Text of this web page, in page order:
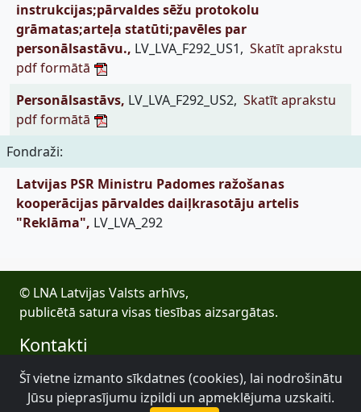
instrukcijas;pārvaldes sēžu protokolu
grāmatas;arteļa statūti;pavēles par
personālsastāvu., LV_LVA_F292_US1, Skatīt aprakstu
pdf formātā
Personālsastāvs, LV_LVA_F292_US2, Skatīt aprakstu
pdf formātā
Fondraži:
Latvijas PSR Ministru Padomes ražošanas
kooperācijas pārvaldes daiļkrasotāju artelis
"Reklāma", LV_LVA_292
© LNA Latvijas Valsts arhīvs,
publicētā satura visas tiesības aizsargātas.
Kontakti
E-pasts: lva@arhivi.gov.lv
Tālrunis: +371 20027447
Šī vietne izmanto sīkdatnes (cookies), lai nodrošinātu
Jūsu pieprasījumu izpildi un apmeklējuma uzskaiti.